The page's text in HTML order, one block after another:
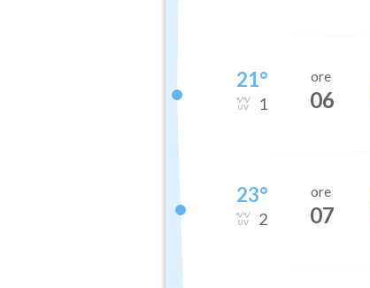
21°
1
ore
06
23°
2
ore
07